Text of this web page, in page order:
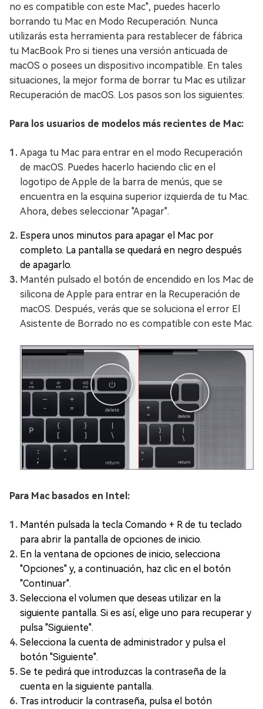
no es compatible con este Mac", puedes hacerlo
borrando tu Mac en Modo Recuperación. Nunca
utilizarás esta herramienta para restablecer de fábrica
tu MacBook Pro si tienes una versión anticuada de
macOS o posees un dispositivo incompatible. En tales
situaciones, la mejor forma de borrar tu Mac es utilizar
Recuperación de macOS. Los pasos son los siguientes:
Para los usuarios de modelos más recientes de Mac:
Apaga tu Mac para entrar en el modo Recuperación
de macOS. Puedes hacerlo haciendo clic en el
logotipo de Apple de la barra de menús, que se
encuentra en la esquina superior izquierda de tu Mac.
Ahora, debes seleccionar "Apagar".
Espera unos minutos para apagar el Mac por
completo. La pantalla se quedará en negro después
de apagarlo.
Mantén pulsado el botón de encendido en los Mac de
silicona de Apple para entrar en la Recuperación de
macOS. Después, verás que se soluciona el error El
Asistente de Borrado no es compatible con este Mac.
Para Mac basados en Intel:
Mantén pulsada la tecla Comando + R de tu teclado
para abrir la pantalla de opciones de inicio.
En la ventana de opciones de inicio, selecciona
"Opciones" y, a continuación, haz clic en el botón
"Continuar".
Selecciona el volumen que deseas utilizar en la
siguiente pantalla. Si es así, elige uno para recuperar y
pulsa "Siguiente".
Selecciona la cuenta de administrador y pulsa el
botón "Siguiente".
Se te pedirá que introduzcas la contraseña de la
cuenta en la siguiente pantalla.
Tras introducir la contraseña, pulsa el botón